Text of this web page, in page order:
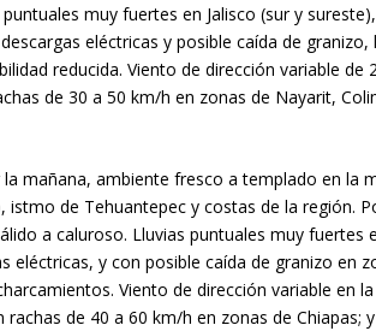
muy fuertes en Jalisco (sur y
eléctricas y posible caída de
reducida. Viento de dirección variable
de 30 a 50 km/h en zonas de Nayarit,
mañana, ambiente fresco a templado en la
de Tehuantepec y costas de la región.
a caluroso. Lluvias puntuales muy fuertes
y con posible caída de granizo en
Viento de dirección variable en
de 40 a 60 km/h en zonas de Chiapas;